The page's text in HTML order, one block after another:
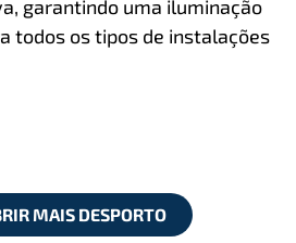
garantindo uma iluminação
todos os tipos de instalações
MAIS DESPORTO